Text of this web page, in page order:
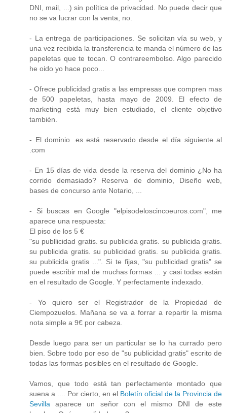
DNI, mail, ...) sin política de privacidad. No puede decir que
no se va lucrar con la venta, no.
- La entrega de participaciones. Se solicitan vía su web, y
una vez recibida la transferencia te manda el número de las
papeletas que te tocan. O contrareembolso. Algo parecido
he oido yo hace poco...
- Ofrece publicidad gratis a las empresas que compren mas
de 500 papeletas, hasta mayo de 2009. El efecto de
marketing está muy bien estudiado, el cliente objetivo
también.
- El dominio .es está reservado desde el día siguiente al
.com
- En 15 días de vida desde la reserva del dominio ¿No ha
corrido demasiado? Reserva de dominio, Diseño web,
bases de concurso ante Notario, ...
- Si buscas en Google "elpisodeloscincoeuros.com", me
aparece una respuesta:
El piso de los 5 €
"su publlicidad gratis. su publicida gratis. su publicida gratis.
su publicida gratis. su publicidad gratis. su publicida gratis.
su publicida gratis ...". Si te fijas, "su publicidad gratis" se
puede escribir mal de muchas formas ... y casi todas están
en el resultado de Google. Y perfectamente indexado.
- Yo quiero ser el Registrador de la Propiedad de
Ciempozuelos. Mañana se va a forrar a repartir la misma
nota simple a 9€ por cabeza.
Desde luego para ser un particular se lo ha currado pero
bien. Sobre todo por eso de "su publicidad gratis" escrito de
todas las formas posibles en el resultado de Google.
Vamos, que todo está tan perfectamente montado que
suena a .... Por cierto, en el Boletín oficial de la Provincia de
Sevillaaparece un señor con el mismo DNI de este